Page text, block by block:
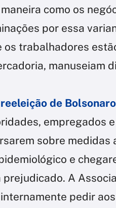
como os
por essa
trabalhadores
manuseiam
de Bolsonaro
empregados e
sobre medidas
e
A
pedir